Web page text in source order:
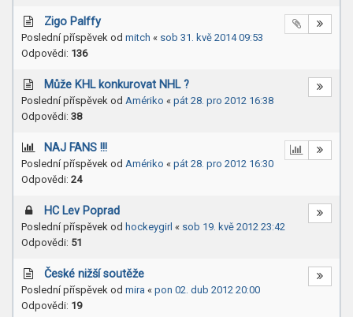
Zigo Palffy
Poslední příspěvek od mitch « sob 31. kvě 2014 09:53
Odpovědi: 136
Může KHL konkurovat NHL ?
Poslední příspěvek od Amériko « pát 28. pro 2012 16:38
Odpovědi: 38
NAJ FANS !!!
Poslední příspěvek od Amériko « pát 28. pro 2012 16:30
Odpovědi: 24
HC Lev Poprad
Poslední příspěvek od hockeygirl « sob 19. kvě 2012 23:42
Odpovědi: 51
České nižší soutěže
Poslední příspěvek od mira « pon 02. dub 2012 20:00
Odpovědi: 19